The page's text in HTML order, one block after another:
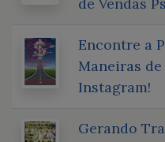
Encontre a
Maneiras
Instagram!
Gerando